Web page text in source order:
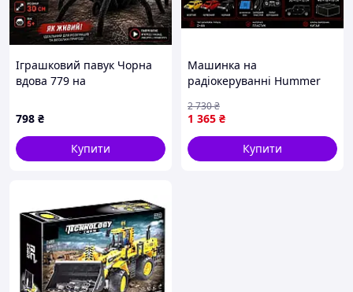
Іграшковий павук Чорна
вдова 779 на
см, реалістичний дизайн,
пульт, для дітей від 5 років
|| FavGoods
798 ₴
Купити
Машинка на
радіокеруванні Hummer
підсвіткою фар і
акумулятором | APEX
1 365 ₴
2 730₴
Купити